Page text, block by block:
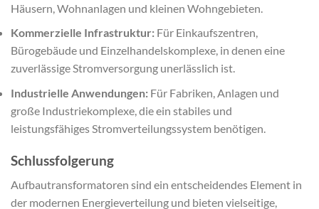
Häusern, Wohnanlagen und kleinen Wohngebieten.
Kommerzielle Infrastruktur: Für Einkaufszentren,
Bürogebäude und Einzelhandelskomplexe, in denen eine
zuverlässige Stromversorgung unerlässlich ist.
Industrielle Anwendungen: Für Fabriken, Anlagen und
große Industriekomplexe, die ein stabiles und
leistungsfähiges Stromverteilungssystem benötigen.
Schlussfolgerung
Aufbautransformatoren sind ein entscheidendes Element in
der modernen Energieverteilung und bieten vielseitige,